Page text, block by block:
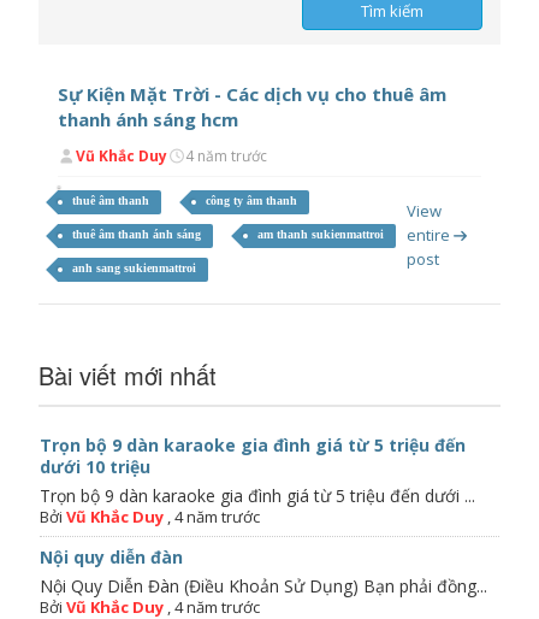
Sự Kiện Mặt Trời - Các dịch vụ cho thuê âm
thanh ánh sáng hcm
Vũ Khắc Duy 4 năm trước
thuê âm thanh công ty âm thanh
thuê âm thanh ánh sáng am thanh sukienmattroi
anh sang sukienmattroi
View
entire
post
Bài viết mới nhất
Trọn bộ 9 dàn karaoke gia đình giá từ 5 triệu đến
dưới 10 triệu
Trọn bộ 9 dàn karaoke gia đình giá từ 5 triệu đến dưới ...
Bởi Vũ Khắc Duy ,4 năm trước
Nội quy diễn đàn
Nội Quy Diễn Đàn (Điều Khoản Sử Dụng) Bạn phải đồng...
Bởi Vũ Khắc Duy ,4 năm trước